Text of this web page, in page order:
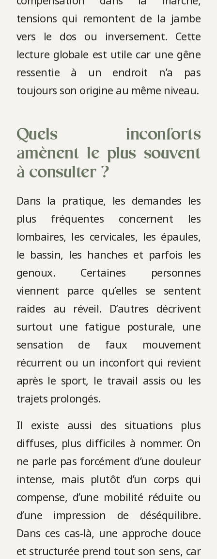
tensions qui remontent de la jambe
vers le dos ou inversement. Cette
lecture globale est utile car une gêne
ressentie à un endroit n’a pas
toujours son origine au même niveau.
Quels inconforts
amènent le plus souvent
à consulter ?
Dans la pratique, les demandes les
plus fréquentes concernent les
lombaires, les cervicales, les épaules,
le bassin, les hanches et parfois les
genoux. Certaines personnes
viennent parce qu’elles se sentent
raides au réveil. D’autres décrivent
surtout une fatigue posturale, une
sensation de faux mouvement
récurrent ou un inconfort qui revient
après le sport, le travail assis ou les
trajets prolongés.
Il existe aussi des situations plus
diffuses, plus difficiles à nommer. On
ne parle pas forcément d’une douleur
intense, mais plutôt d’un corps qui
compense, d’une mobilité réduite ou
d’une impression de déséquilibre.
Dans ces cas-là, une approche douce
et structurée prend tout son sens, car